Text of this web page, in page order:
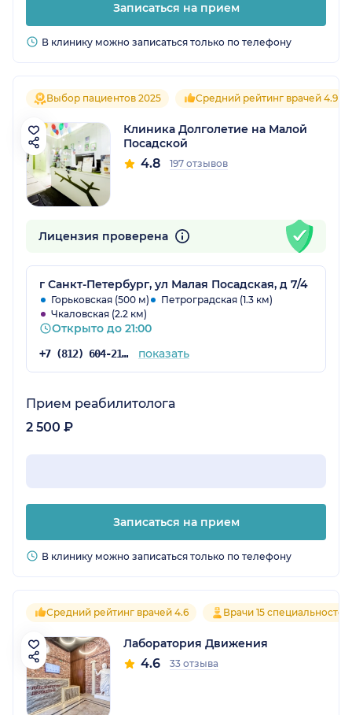
Записаться на прием
В клинику можно записаться только по телефону
Выбор пациентов 2025 Средний рейтинг врачей 4.9
Клиника Долголетие на Малой
Посадской
4.8 197 отзывов
Лицензия проверена
г Санкт-Петербург, ул Малая Посадская, д 7/4
Горьковская (500 м)
Петроградская (1.3 км)
Чкаловская (2.2 км)
Открыто до 21:00
+7 (812) 604-21-66 показать
Прием реабилитолога
2 500 ₽
Записаться на прием
В клинику можно записаться только по телефону
Средний рейтинг врачей 4.6 Врачи 15 специальностей
Лаборатория Движения
4.6 33 отзыва